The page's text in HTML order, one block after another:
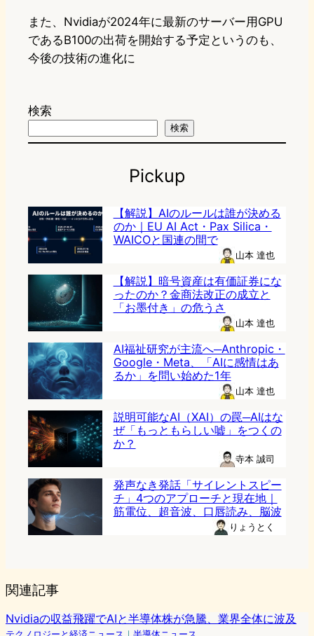
また、Nvidiaが2024年に最新のサーバー用GPU
であるB100の出荷を開始する予定というのも、
今後の技術の進化に
検索
検索
Pickup
【解説】AIのルールは誰が決める
のか｜EU AI Act・Pax Silica・
WAICOと国連の間で
山本 達也
【解説】暗号資産は有価証券にな
ったのか？金商法改正の成立と
「お墨付き」の危うさ
山本 達也
AI福祉研究が主流へ─Anthropic・
Google・Meta、「AIに感情はあ
るか」を問い始めた1年
山本 達也
説明可能なAI（XAI）の罠─AIはな
ぜ「もっともらしい嘘」をつくの
か？
寺本 誠司
発声なき発話「サイレントスピー
チ」4つのアプローチと現在地｜
筋電位、超音波、口唇読み、脳波
りょうとく
関連記事
Nvidiaの収益飛躍でAIと半導体株が急騰、業界全体に波及